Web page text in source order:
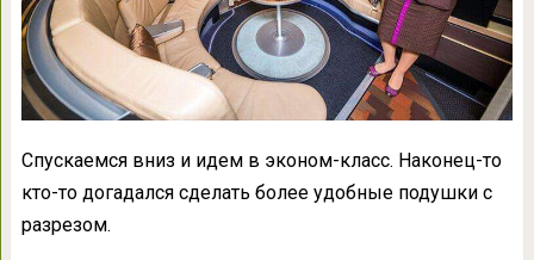
Спускаемся вниз и идем в эконом-класс. Наконец-то
кто-то догадался сделать более удобные подушки с
разрезом.